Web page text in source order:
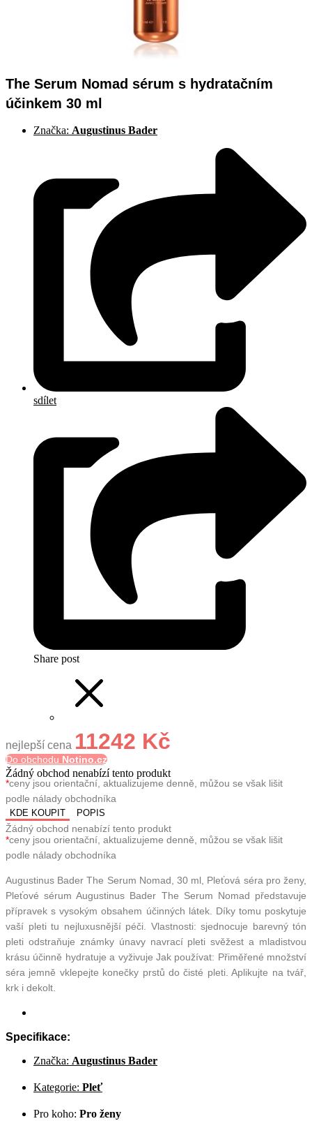
The Serum Nomad sérum s hydratačním
účinkem 30 ml
Značka: Augustinus Bader
sdílet
Share post
nejlepší cena 11242 Kč
Do obchodu Notino.cz
Žádný obchod nenabízí tento produkt
*ceny jsou orientační, aktualizujeme denně, můžou se však lišit
podle nálady obchodníka
KDE KOUPIT POPIS
Žádný obchod nenabízí tento produkt
*ceny jsou orientační, aktualizujeme denně, můžou se však lišit
podle nálady obchodníka
Augustinus Bader The Serum Nomad, 30 ml, Pleťová séra pro ženy,
Pleťové sérum Augustinus Bader The Serum Nomad představuje
přípravek s vysokým obsahem účinných látek. Díky tomu poskytuje
vaší pleti tu nejluxusnější péči. Vlastnosti: sjednocuje barevný tón
pleti odstraňuje známky únavy navrací pleti svěžest a mladistvou
krásu účinně hydratuje a vyživuje Jak používat: Přiměřené množství
séra jemně vklepejte konečky prstů do čisté pleti. Aplikujte na tvář,
krk i dekolt.
Specifikace:
Značka: Augustinus Bader
Kategorie: Pleť
Pro koho: Pro ženy